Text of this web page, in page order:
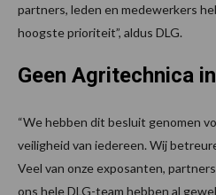
partners, leden en medewerkers
hoogste prioriteit”, aldus DLG.
Geen Agritechnica
“We hebben dit besluit genomen
veiligheid van iedereen. Wij
Veel van onze exposanten,
ons hele DLG-team hebben al